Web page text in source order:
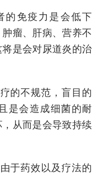
的免疫力是会低下
瘤、肝病、营养不
是会对尿道炎的治
的不规范，盲目的
是会造成细菌的耐
从而是会导致持续
于药效以及疗法的